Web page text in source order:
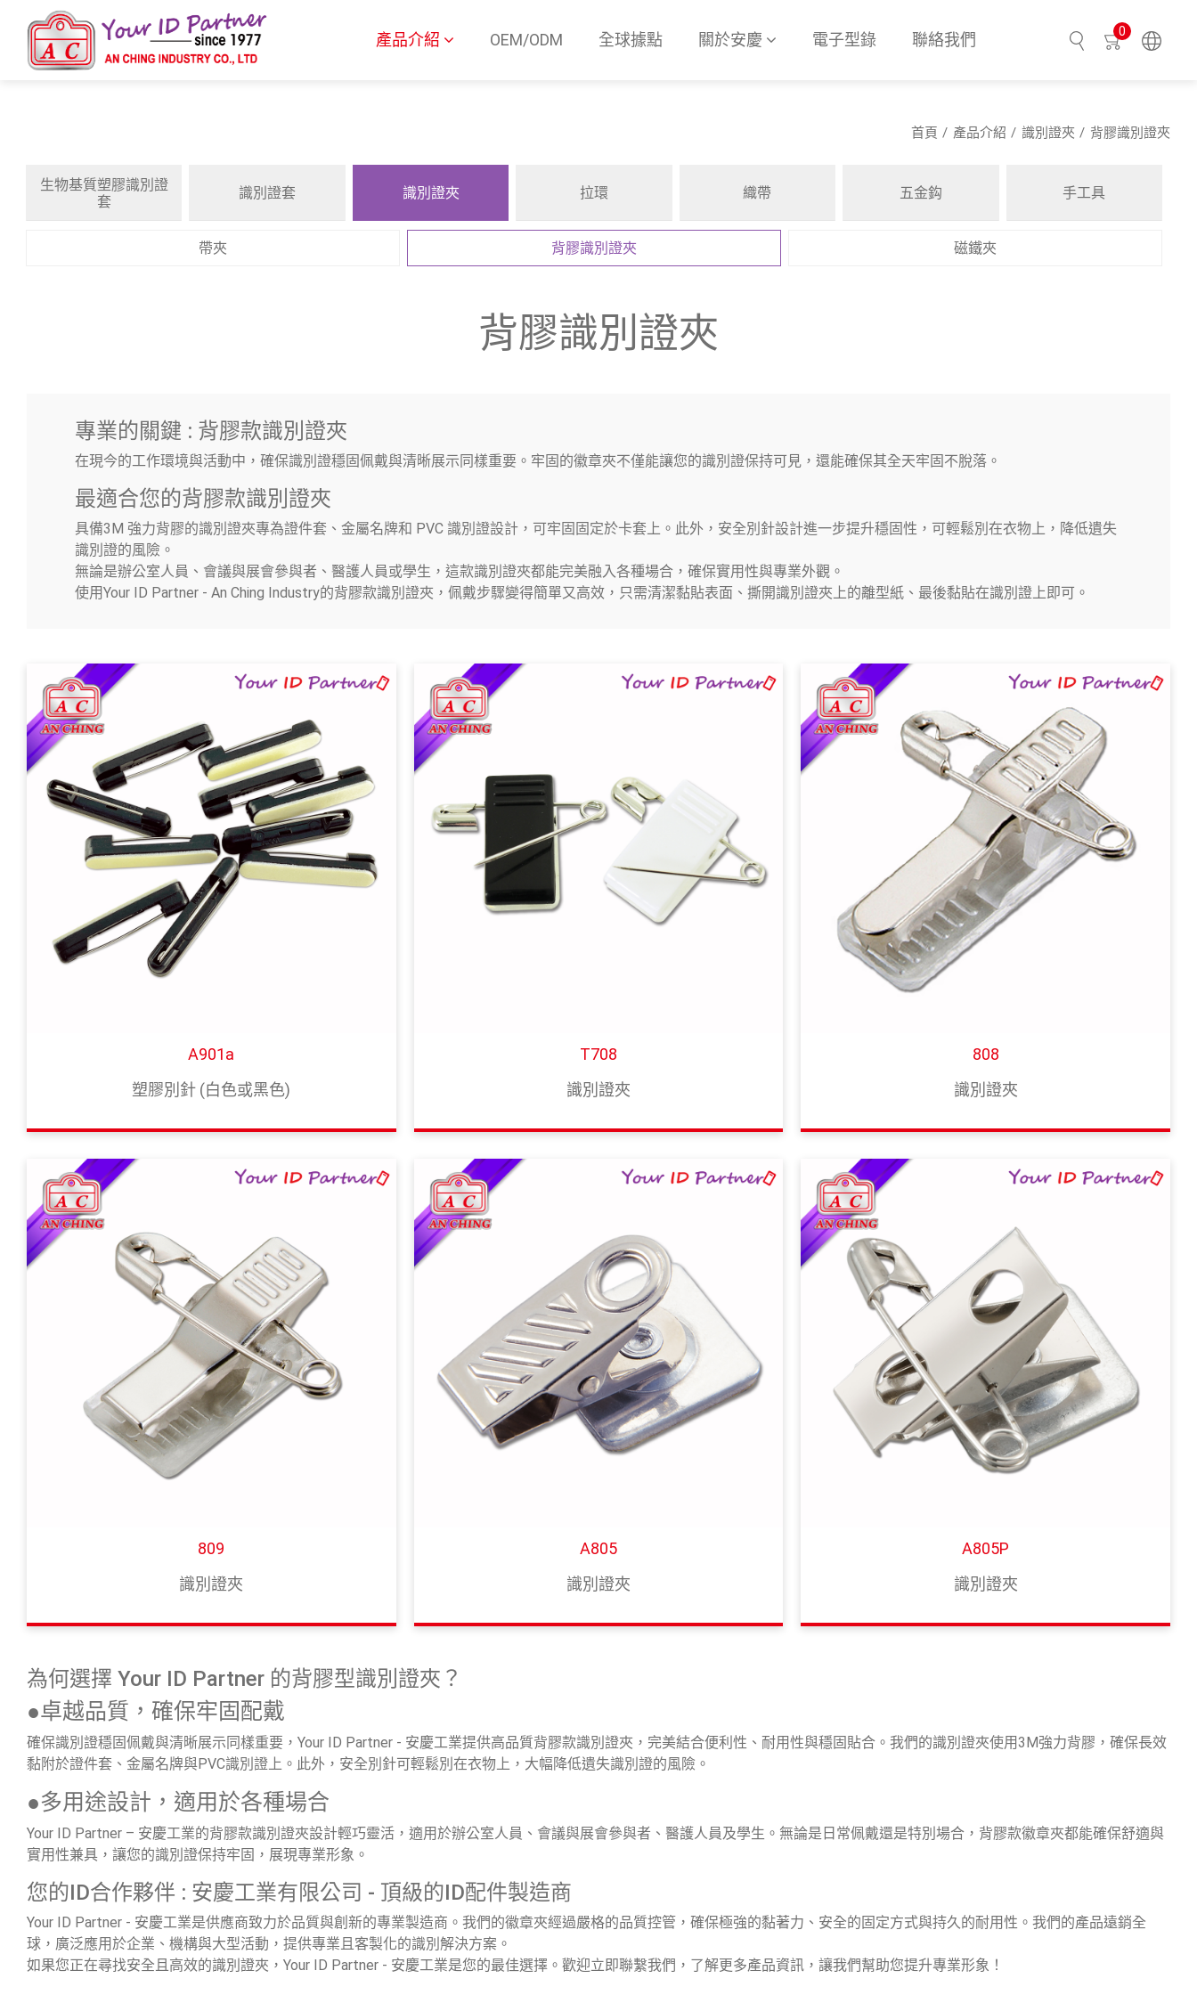
產品介紹 OEM/ODM 全球據點 關於安慶 電子型錄 聯絡我們 0
首頁 產品介紹 識別證夾 背膠識別證夾
生物基質塑膠識別證
套
識別證套 識別證夾
帶夾 背膠識別證夾 磁鐵夾
拉環 織帶 五金鈎 手工具
背膠識別證夾
專業的關鍵 : 背膠款識別證夾
在現今的工作環境與活動中，確保識別證穩固佩戴與清晰展示同樣重要。牢固的徽章夾不僅能讓您的識別證保持可見，還能確保其全天牢固不脫落。
最適合您的背膠款識別證夾
具備3M 強力背膠的識別證夾專為證件套、金屬名牌和 PVC 識別證設計，可牢固固定於卡套上。此外，安全別針設計進一步提升穩固性，可輕鬆別在衣物上，降低遺失
識別證的風險。
無論是辦公室人員、會議與展會參與者、醫護人員或學生，這款識別證夾都能完美融入各種場合，確保實用性與專業外觀。
使用Your ID Partner - An Ching Industry的背膠款識別證夾，佩戴步驟變得簡單又高效，只需清潔黏貼表面、撕開識別證夾上的離型紙、最後黏貼在識別證上即可。
A901a
塑膠別針 (白色或黑色)
T708
識別證夾
808
識別證夾
809
識別證夾
A805
識別證夾
A805P
識別證夾
為何選擇 Your ID Partner 的背膠型識別證夾？
●卓越品質，確保牢固配戴
確保識別證穩固佩戴與清晰展示同樣重要，Your ID Partner - 安慶工業提供高品質背膠款識別證夾，完美結合便利性、耐用性與穩固貼合。我們的識別證夾使用3M強力背膠，確保長效
黏附於證件套、金屬名牌與PVC識別證上。此外，安全別針可輕鬆別在衣物上，大幅降低遺失識別證的風險。
●多用途設計，適用於各種場合
Your ID Partner – 安慶工業的背膠款識別證夾設計輕巧靈活，適用於辦公室人員、會議與展會參與者、醫護人員及學生。無論是日常佩戴還是特別場合，背膠款徽章夾都能確保舒適與
實用性兼具，讓您的識別證保持牢固，展現專業形象。
您的ID合作夥伴 : 安慶工業有限公司 - 頂級的ID配件製造商
Your ID Partner - 安慶工業是供應商致力於品質與創新的專業製造商。我們的徽章夾經過嚴格的品質控管，確保極強的黏著力、安全的固定方式與持久的耐用性。我們的產品遠銷全
球，廣泛應用於企業、機構與大型活動，提供專業且客製化的識別解決方案。
如果您正在尋找安全且高效的識別證夾，Your ID Partner - 安慶工業是您的最佳選擇。歡迎立即聯繫我們，了解更多產品資訊，讓我們幫助您提升專業形象！
搜尋
五金鈎
手工具
全球據點
關於安慶
電子型錄
聯絡我們
English